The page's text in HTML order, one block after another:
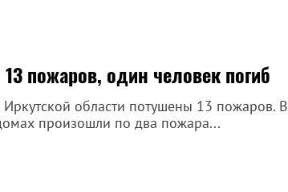
пожаров, один человек погиб
области потушены 13 пожаров. В
произошли по два пожара...